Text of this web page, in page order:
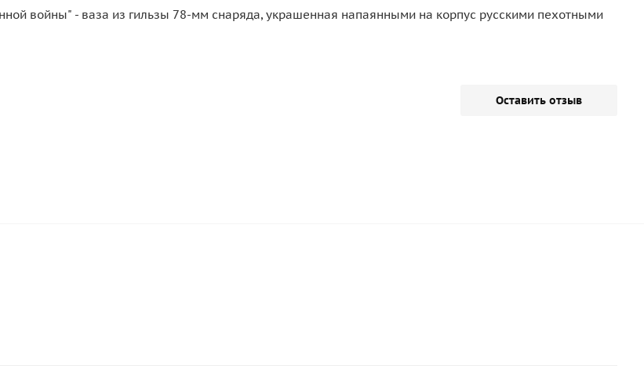
войны" - ваза из гильзы 78-мм снаряда, украшенная напаянными на корпус русскими пехотными
Оставить отзыв